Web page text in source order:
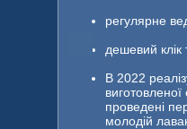
регулярне
дешевий клік
В 2022
виготовленої
проведені
молодій